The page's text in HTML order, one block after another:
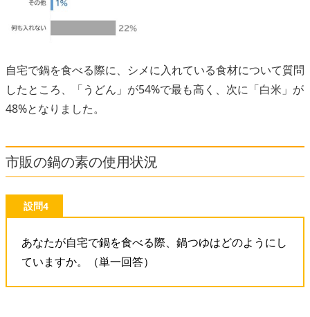
自宅で鍋を食べる際に、シメに入れている食材について質問
したところ、「うどん」が54%で最も高く、次に「白米」が
48%となりました。
市販の鍋の素の使用状況
設問4
あなたが自宅で鍋を食べる際、鍋つゆはどのようにし
ていますか。（単一回答）